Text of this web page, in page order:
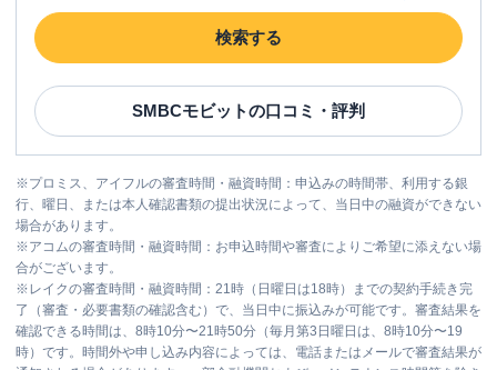
検索する
SMBCモビットの口コミ・評判
※プロミス、アイフルの審査時間・融資時間：申込みの時間帯、利用する銀
行、曜日、または本人確認書類の提出状況によって、当日中の融資ができない
場合があります。
※アコムの審査時間・融資時間：お申込時間や審査によりご希望に添えない場
合がございます。
※ レイクの審査時間・融資時間：21時（日曜日は18時）までの契約手続き完
了（審査・必要書類の確認含む）で、当日中に振込みが可能です。審査結果を
確認できる時間は、8時10分〜21時50分（毎月第3日曜日は、8時10分〜19
時）です。時間外や申し込み内容によっては、電話またはメールで審査結果が